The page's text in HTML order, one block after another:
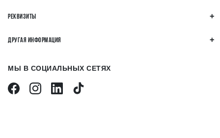
РЕКВИЗИТЫ
ДРУГАЯ ИНФОРМАЦИЯ
МЫ В СОЦИАЛЬНЫХ СЕТЯХ